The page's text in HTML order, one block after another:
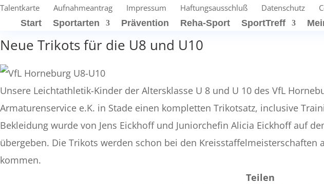
Talentkarte Aufnahmeantrag Impressum Haftungsausschluß Datenschutz
Start
Sportarten Prävention Reha-Sport SportTreff
Neue Trikots für die U8 und U10
Unsere Leichtathletik-Kinder der Altersklasse U 8 und U 10 des VfL
Armaturenservice e.K. in Stade einen kompletten Trikotsatz, inclusive
Bekleidung wurde von Jens Eickhoff und Juniorchefin Alicia Eickhoff auf
übergeben. Die Trikots werden schon bei den Kreisstaffelmeisterschaften
kommen.
Teilen